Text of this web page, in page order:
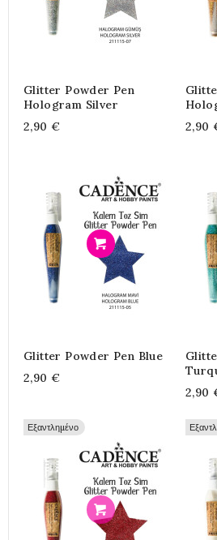
Glitter Powder Pen
Hologram Silver
2,90 €
2,90
Glitter Powder Pen Blue
2,90 €
2,90
Εξαντλημένο